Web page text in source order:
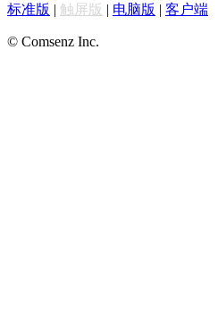
标准版 | 触屏版 | 电脑版 | 客户端
© Comsenz Inc.